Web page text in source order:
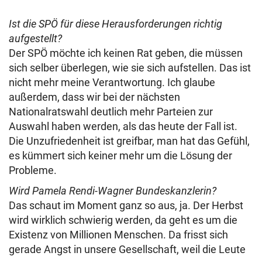
Ist die SPÖ für diese Herausforderungen richtig
aufgestellt?
Der SPÖ möchte ich keinen Rat geben, die müssen
sich selber überlegen, wie sie sich aufstellen. Das ist
nicht mehr meine Verantwortung. Ich glaube
außerdem, dass wir bei der nächsten
Nationalratswahl deutlich mehr Parteien zur
Auswahl haben werden, als das heute der Fall ist.
Die Unzufriedenheit ist greifbar, man hat das Gefühl,
es kümmert sich keiner mehr um die Lösung der
Probleme.
Wird Pamela Rendi-Wagner Bundeskanzlerin?
Das schaut im Moment ganz so aus, ja. Der Herbst
wird wirklich schwierig werden, da geht es um die
Existenz von Millionen Menschen. Da frisst sich
gerade Angst in unsere Gesellschaft, weil die Leute